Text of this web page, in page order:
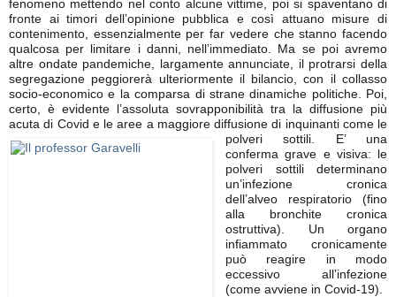
fenomeno mettendo nel conto alcune vittime, poi si spaventano di
fronte ai timori dell’opinione pubblica e così attuano misure di
contenimento, essenzialmente per far vedere che stanno facendo
qualcosa per limitare i danni, nell’immediato. Ma se poi avremo
altre ondate pandemiche, largamente annunciate, il protrarsi della
segregazione peggiorerà ulteriormente il bilancio, con il collasso
socio-economico e la comparsa di strane dinamiche politiche. Poi,
certo, è evidente l’assoluta sovrapponibilità tra la diffusione più
acuta di Covid e le aree a maggiore diffusione di inquinanti come le
polverisottili. E’ una
conferma grave e visiva: le
polveri sottili determinano
un’infezione cronica
dell’alveo respiratorio (fino
alla bronchite cronica
ostruttiva). Un organo
infiammato cronicamente
può reagire in modo
eccessivo all’infezione
(come avviene in Covid-19).